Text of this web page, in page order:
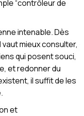
“contrôleur de
intenable. Dès
mieux consulter,
qui posent souci,
et redonner du
il suffit de les
et